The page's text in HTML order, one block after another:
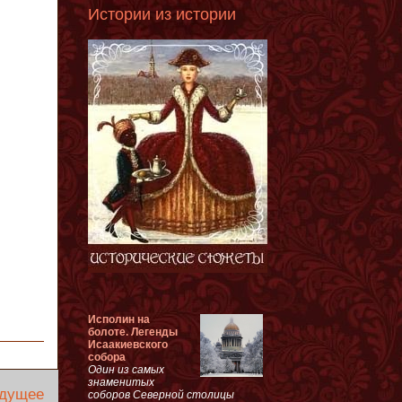
Истории из истории
Исполин на
болоте. Легенды
Исаакиевского
собора
Один из самых
знаменитых
соборов Северной столицы